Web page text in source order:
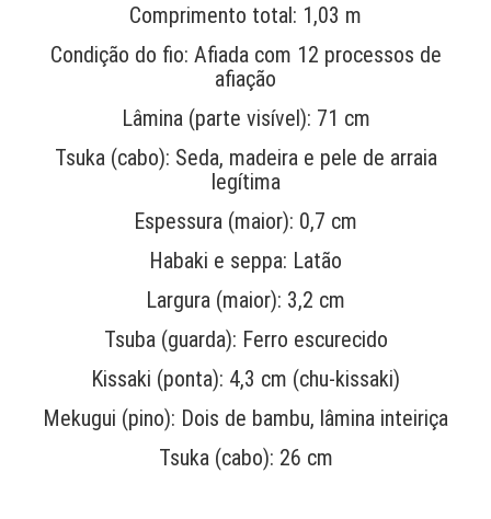
Comprimento total: 1,03 m
Condição do fio: Afiada com 12 processos de
afiação
Lâmina (parte visível): 71 cm
Tsuka (cabo): Seda, madeira e pele de arraia
legítima
Espessura (maior): 0,7 cm
Habaki e seppa: Latão
Largura (maior): 3,2 cm
Tsuba (guarda): Ferro escurecido
Kissaki (ponta): 4,3 cm (chu-kissaki)
Mekugui (pino): Dois de bambu, lâmina inteiriça
Tsuka (cabo): 26 cm